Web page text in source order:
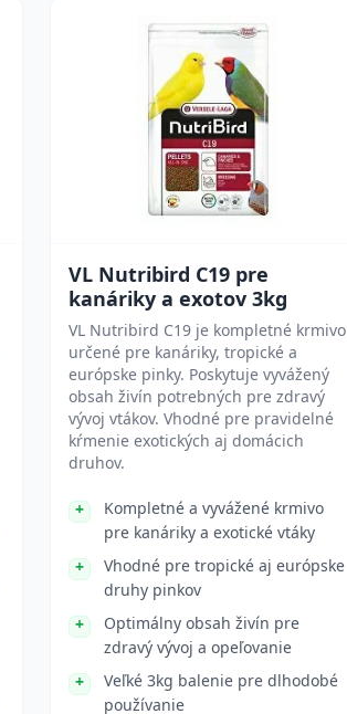
VL Nutribird C19 pre
kanáriky a exotov 3kg
VL Nutribird C19 je kompletné krmivo
určené pre kanáriky, tropické a
európske pinky. Poskytuje vyvážený
obsah živín potrebných pre zdravý
vývoj vtákov. Vhodné pre pravidelné
kŕmenie exotických aj domácich
druhov.
Kompletné a vyvážené krmivo
pre kanáriky a exotické vtáky
Vhodné pre tropické aj európske
druhy pinkov
Optimálny obsah živín pre
zdravý vývoj a opeľovanie
Veľké 3kg balenie pre dlhodobé
používanie